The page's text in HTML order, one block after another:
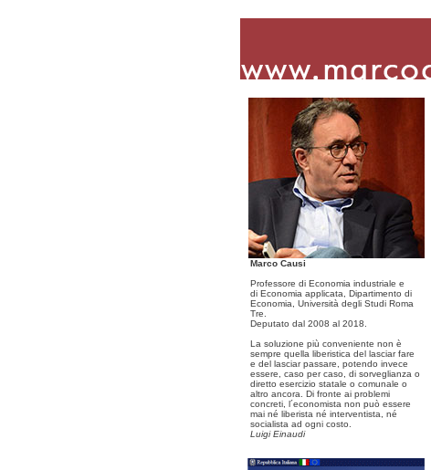
Marco Causi
Professore di Economia industriale e
di Economia applicata, Dipartimento di
Economia, Università degli Studi Roma
Tre.
Deputato dal 2008 al 2018.
La soluzione più conveniente non è
sempre quella liberistica del lasciar fare
e del lasciar passare, potendo invece
essere, caso per caso, di sorveglianza o
diretto esercizio statale o comunale o
altro ancora. Di fronte ai problemi
concreti, l´economista non può essere
mai né liberista né interventista, né
socialista ad ogni costo.
Luigi Einaudi